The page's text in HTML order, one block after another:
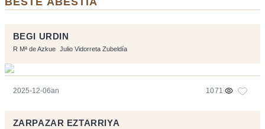
BEGI URDIN
R Mª de Azkue Julio Vidorreta Zubeldía
2025-12-06an 1071
ZARPAZAR EZTARRIYA